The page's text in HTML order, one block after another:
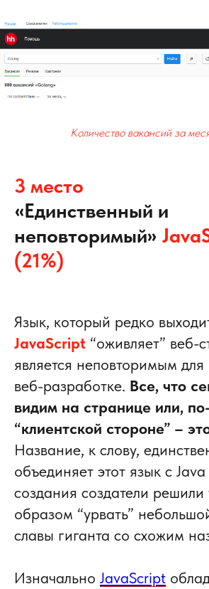
Количество вакансий за
3 место
«Единственный и
неповторимый»
(21%)
Язык, который редко
JavaScript “оживляет” веб-
является неповторимым
веб-разработке. Все, что
видим на странице или,
“клиентской стороне” –
Название, к слову,
объединяет этот язык с
создания создатели решили
образом “урвать”
славы гиганта со схожим
Изначально JavaScript